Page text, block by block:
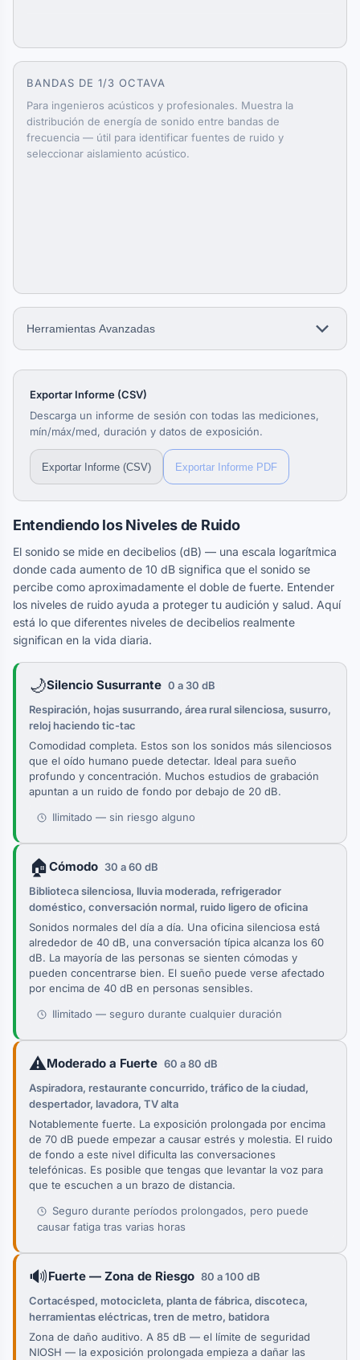
BANDAS DE 1/3 OCTAVA
Para ingenieros acústicos y profesionales. Muestra la
distribución de energía de sonido entre bandas de
frecuencia — útil para identificar fuentes de ruido y
seleccionar aislamiento acústico.
Herramientas Avanzadas
Exportar Informe (CSV)
Descarga un informe de sesión con todas las mediciones,
mín/máx/med, duración y datos de exposición.
Exportar Informe (CSV) Exportar Informe PDF
Entendiendo los Niveles de Ruido
El sonido se mide en decibelios (dB) — una escala logarítmica
donde cada aumento de 10 dB significa que el sonido se
percibe como aproximadamente el doble de fuerte. Entender
los niveles de ruido ayuda a proteger tu audición y salud. Aquí
está lo que diferentes niveles de decibelios realmente
significan en la vida diaria.
🌙Silencio Susurrante 0 a 30 dB
Respiración, hojas susurrando, área rural silenciosa, susurro,
reloj haciendo tic-tac
Comodidad completa. Estos son los sonidos más silenciosos
que el oído humano puede detectar. Ideal para sueño
profundo y concentración. Muchos estudios de grabación
apuntan a un ruido de fondo por debajo de 20 dB.
Ilimitado — sin riesgo alguno
🏠Cómodo 30 a 60 dB
Biblioteca silenciosa, lluvia moderada, refrigerador
doméstico, conversación normal, ruido ligero de oficina
Sonidos normales del día a día. Una oficina silenciosa está
alrededor de 40 dB, una conversación típica alcanza los 60
dB. La mayoría de las personas se sienten cómodas y
pueden concentrarse bien. El sueño puede verse afectado
por encima de 40 dB en personas sensibles.
Ilimitado — seguro durante cualquier duración
⚠️Moderado a Fuerte 60 a 80 dB
Aspiradora, restaurante concurrido, tráfico de la ciudad,
despertador, lavadora, TV alta
Notablemente fuerte. La exposición prolongada por encima
de 70 dB puede empezar a causar estrés y molestia. El ruido
de fondo a este nivel dificulta las conversaciones
telefónicas. Es posible que tengas que levantar la voz para
que te escuchen a un brazo de distancia.
Seguro durante períodos prolongados, pero puede
causar fatiga tras varias horas
🔊Fuerte — Zona de Riesgo 80 a 100 dB
Cortacésped, motocicleta, planta de fábrica, discoteca,
herramientas eléctricas, tren de metro, batidora
Zona de daño auditivo. A 85 dB — el límite de seguridad
NIOSH — la exposición prolongada empieza a dañar las